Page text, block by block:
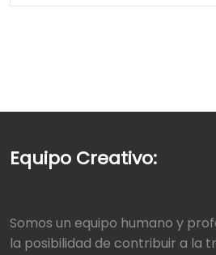
Equipo Creativo:
Somos un equipo humano y
la posibilidad de contribuir a la